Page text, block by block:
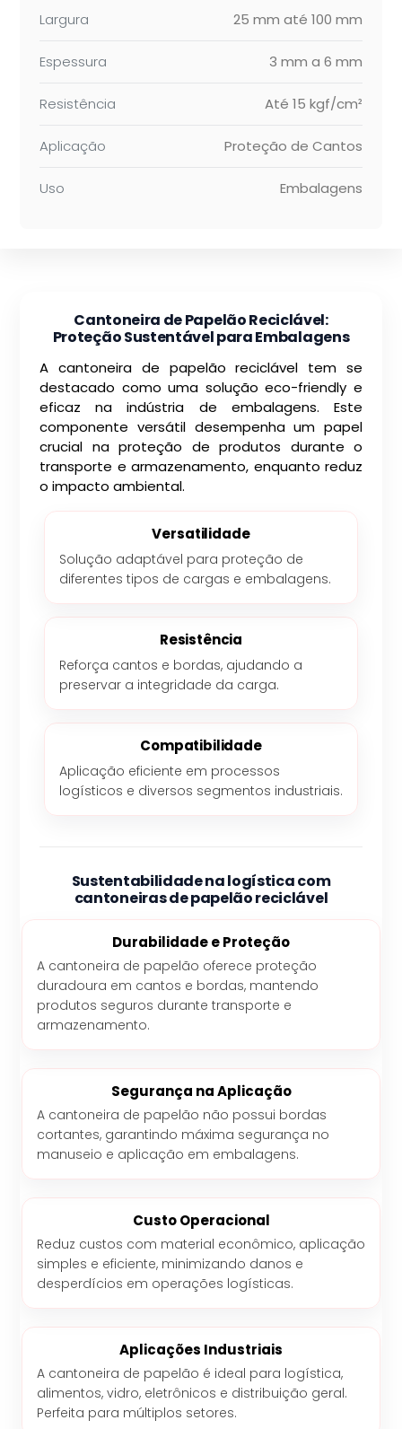
Largura 25 mm até 100 mm
Espessura 3 mm a 6 mm
Resistência Até 15 kgf/cm²
Aplicação Proteção de Cantos
Uso Embalagens
Cantoneira de Papelão Reciclável:
Proteção Sustentável para Embalagens
A cantoneira de papelão reciclável tem se
destacado como uma solução eco-friendly e
eficaz na indústria de embalagens. Este
componente versátil desempenha um papel
crucial na proteção de produtos durante o
transporte e armazenamento, enquanto reduz
o impacto ambiental.
Versatilidade
Solução adaptável para proteção de
diferentes tipos de cargas e embalagens.
Resistência
Reforça cantos e bordas, ajudando a
preservar a integridade da carga.
Compatibilidade
Aplicação eficiente em processos
logísticos e diversos segmentos industriais.
Sustentabilidade na logística com
cantoneiras de papelão reciclável
Durabilidade e Proteção
A cantoneira de papelão oferece proteção
duradoura em cantos e bordas, mantendo
produtos seguros durante transporte e
armazenamento.
Segurança na Aplicação
A cantoneira de papelão não possui bordas
cortantes, garantindo máxima segurança no
manuseio e aplicação em embalagens.
Custo Operacional
Reduz custos com material econômico, aplicação
simples e eficiente, minimizando danos e
desperdícios em operações logísticas.
Aplicações Industriais
A cantoneira de papelão é ideal para logística,
alimentos, vidro, eletrônicos e distribuição geral.
Perfeita para múltiplos setores.